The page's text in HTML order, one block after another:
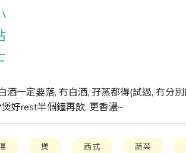
酒一定要落, 冇白酒, 孖蒸都得(試過, 冇分
好rest半個鐘再飲, 更香濃~
煲 西式 蔬菜